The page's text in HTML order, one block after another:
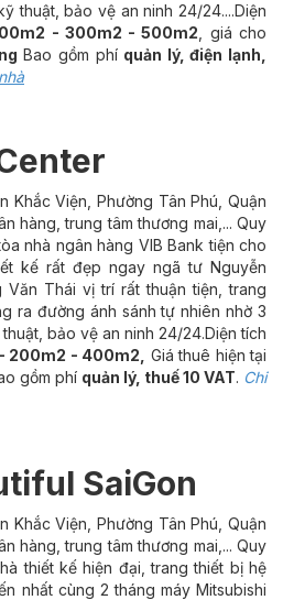
thuật, bảo vệ an ninh 24/24....Diện
- 300m2 - 500m2 , giá cho
Bao gồm phí quản lý, điện lạnh,
Khắc Viện, Phường Tân Phú, Quận
hàng, trung tâm thương mai,... Quy
nhà ngân hàng VIB Bank tiện cho
kế rất đẹp ngay ngã tư Nguyễn
Văn Thái vị trí rất thuận tiện, trang
ra đường ánh sánh tự nhiên nhờ 3
bảo vệ an ninh 24/24.Diện tích
200m2 - 400m2,
Giá thuê hiện tại
gồm phí quản lý, thuế 10 VAT. Chi
SaiGon
Khắc Viện, Phường Tân Phú, Quận
hàng, trung tâm thương mai,... Quy
thiết kế hiện đại, trang thiết bị hệ
nhất cùng 2 tháng máy Mitsubishi